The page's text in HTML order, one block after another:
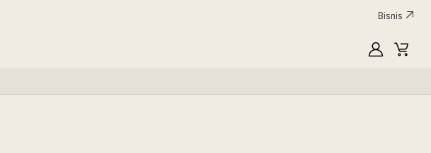
Bisnis
MyLG